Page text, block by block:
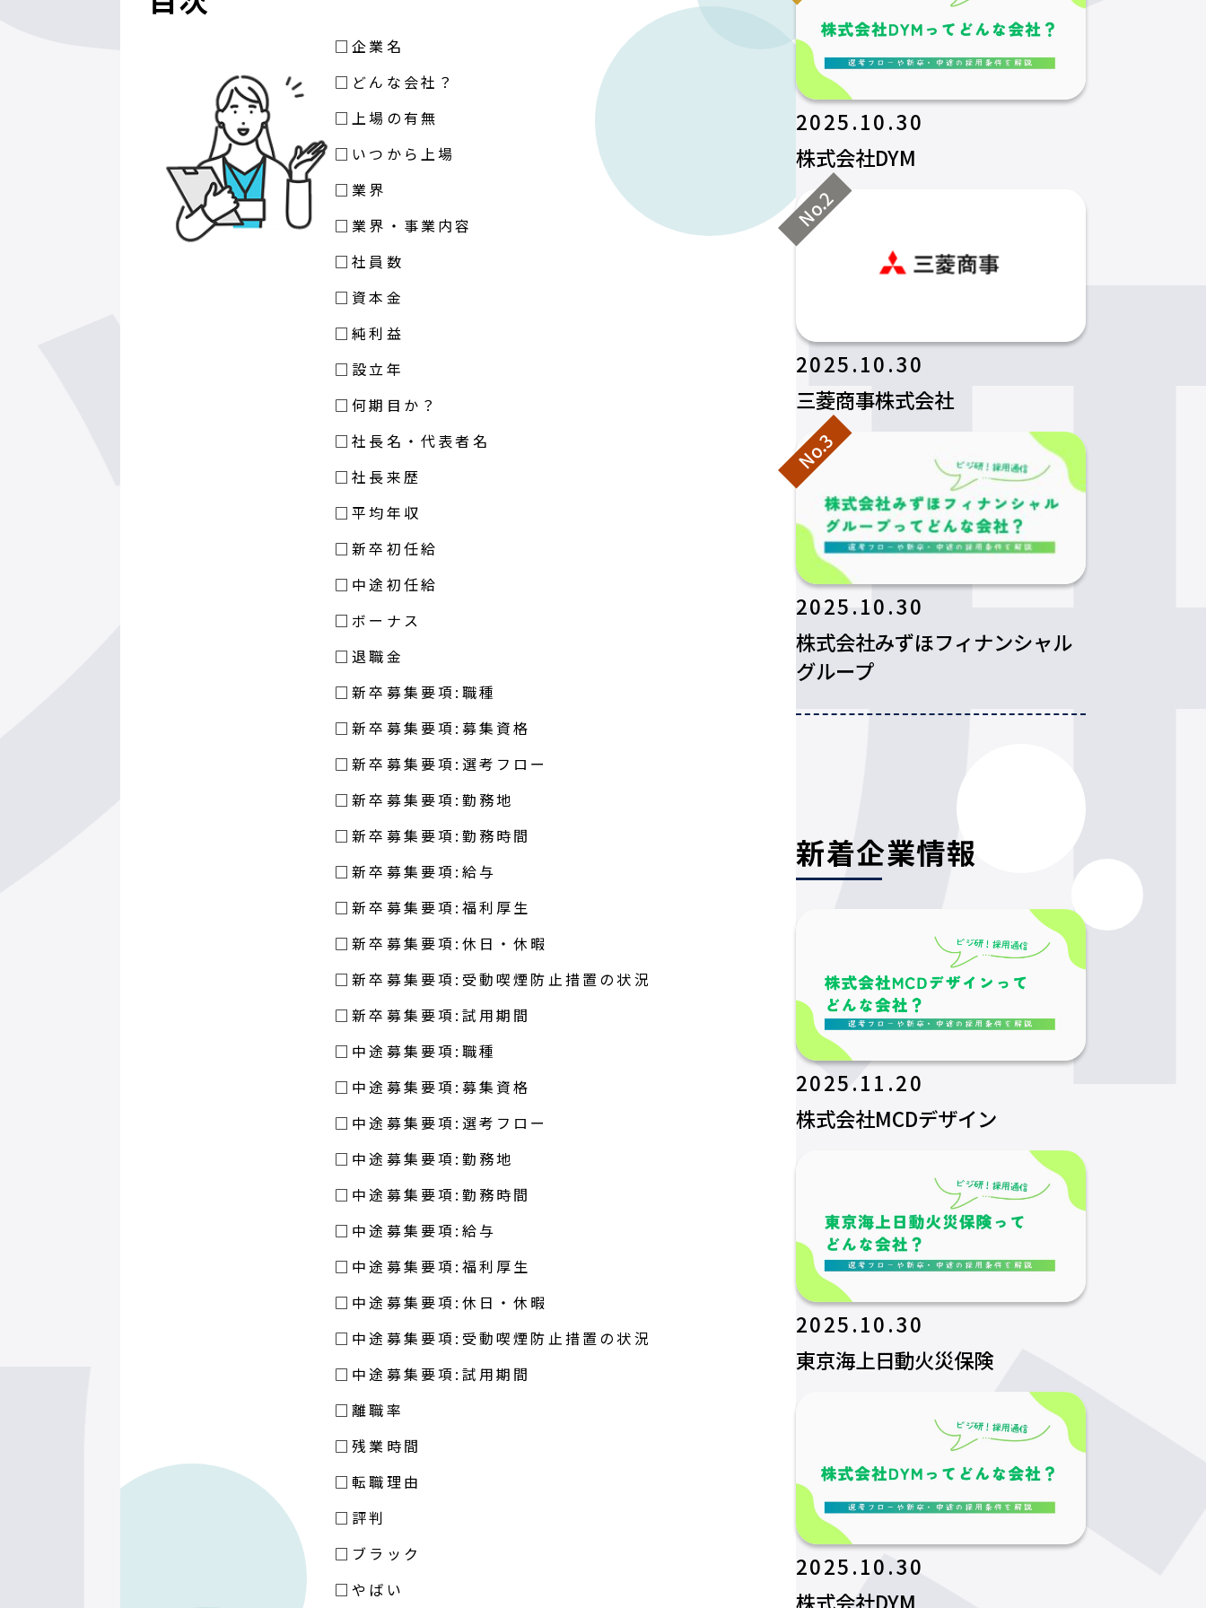
□企業名
□どんな会社？
□上場の有無
□いつから上場
□業界
□業界・事業内容
□社員数
□資本金
□純利益
□設立年
□何期目か？
□社長名・代表者名
□社長来歴
□平均年収
□新卒初任給
□中途初任給
□ボーナス
□退職金
□新卒募集要項:職種
□新卒募集要項:募集資格
□新卒募集要項:選考フロー
□新卒募集要項:勤務地
□新卒募集要項:勤務時間
□新卒募集要項:給与
□新卒募集要項:福利厚生
□新卒募集要項:休日・休暇
□新卒募集要項:受動喫煙防止措置の状況
□新卒募集要項:試用期間
□中途募集要項:職種
□中途募集要項:募集資格
□中途募集要項:選考フロー
□中途募集要項:勤務地
□中途募集要項:勤務時間
□中途募集要項:給与
□中途募集要項:福利厚生
□中途募集要項:休日・休暇
□中途募集要項:受動喫煙防止措置の状況
□中途募集要項:試用期間
□離職率
□残業時間
□転職理由
□評判
□ブラック
□やばい
2025.10.30
株式会社DYM
No.2
2025.10.30
三菱商事株式会社
No.3
2025.10.30
株式会社みずほフィナンシャル
グループ
新着企業情報
2025.11.20
株式会社MCDデザイン
2025.10.30
東京海上日動火災保険
2025.10.30
株式会社DYM